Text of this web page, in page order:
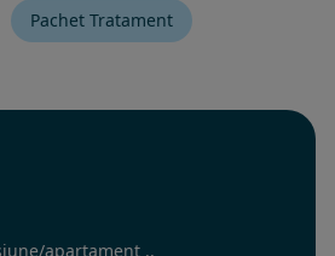
Pachet Tratament